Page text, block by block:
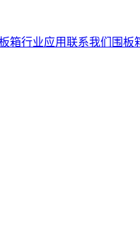
箱行业应用联系我们 围板